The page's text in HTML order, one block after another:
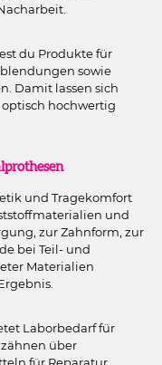
du Produkte für
sowie
Damit lassen sich
hochwertig
und Tragekomfort
und
zur Zahnform, zur
bei Teil- und
Materialien
Laborbedarf für
über